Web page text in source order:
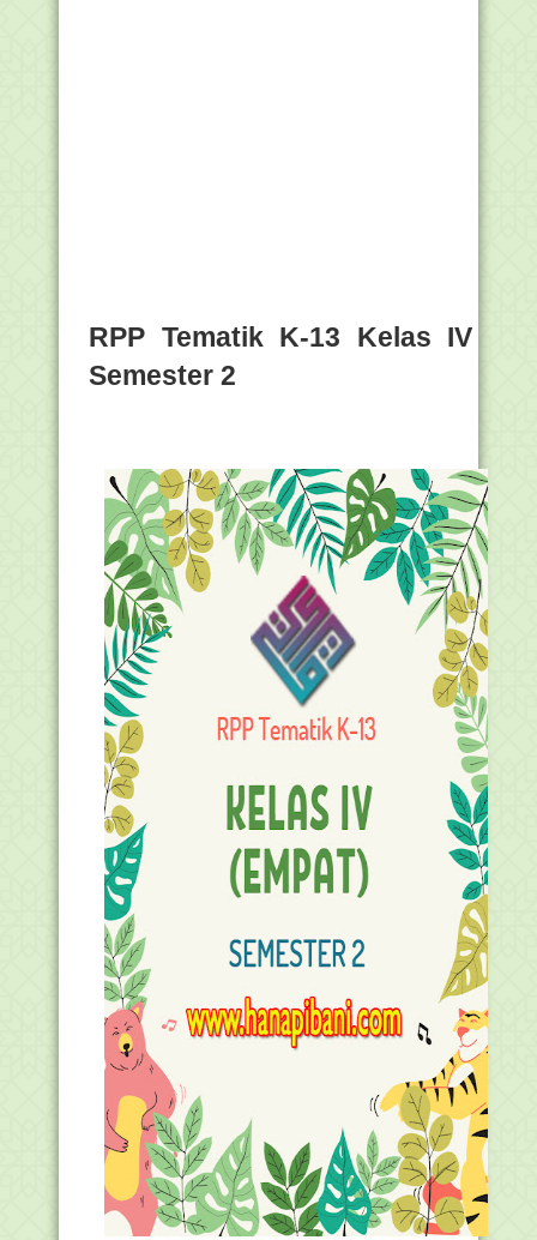
RPP Tematik K-13 Kelas IV
Semester 2